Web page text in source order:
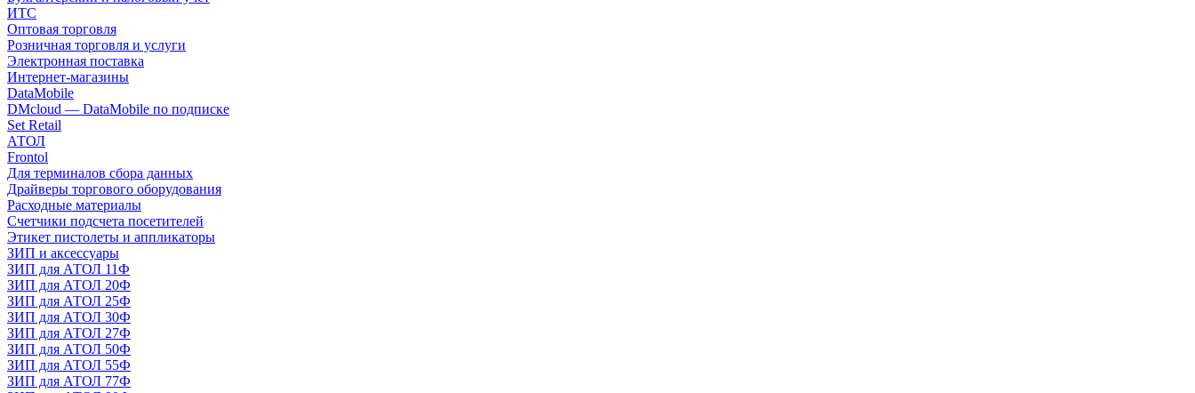
ИТС
Оптовая торговля
Розничная торговля и услуги
Электронная поставка
Интернет-магазины
DataMobile
DMcloud — DataMobile по подписке
Set Retail
АТОЛ
Frontol
Для терминалов сбора данных
Драйверы торгового оборудования
Расходные материалы
Счетчики подсчета посетителей
Этикет пистолеты и аппликаторы
ЗИП и аксессуары
ЗИП для АТОЛ 11Ф
ЗИП для АТОЛ 20Ф
ЗИП для АТОЛ 25Ф
ЗИП для АТОЛ 30Ф
ЗИП для АТОЛ 27Ф
ЗИП для АТОЛ 50Ф
ЗИП для АТОЛ 55Ф
ЗИП для АТОЛ 77Ф